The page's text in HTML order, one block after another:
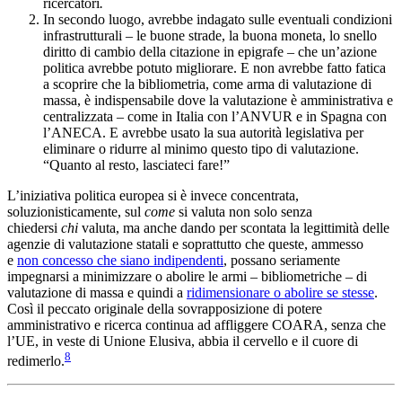
In secondo luogo, avrebbe indagato sulle eventuali condizioni
infrastrutturali – le buone strade, la buona moneta, lo snello
diritto di cambio della citazione in epigrafe – che un’azione
politica avrebbe potuto migliorare. E non avrebbe fatto fatica
a scoprire che la bibliometria, come arma di valutazione di
massa, è indispensabile dove la valutazione è amministrativa e
centralizzata – come in Italia con l’ANVUR e in Spagna con
l’ANECA. E avrebbe usato la sua autorità legislativa per
eliminare o ridurre al minimo questo tipo di valutazione.
“Quanto al resto, lasciateci fare!”
L’iniziativa politica europea si è invece concentrata,
soluzionisticamente, sul come si valuta non solo senza
chiedersi chi valuta, ma anche dando per scontata la legittimità delle
agenzie di valutazione statali e soprattutto che queste, ammesso
e non concesso che siano indipendenti, possano seriamente
impegnarsi a minimizzare o abolire le armi – bibliometriche – di
valutazione di massa e quindi a ridimensionare o abolire se stesse.
Così il peccato originale della sovrapposizione di potere
amministrativo e ricerca continua ad affliggere COARA, senza che
l’UE, in veste di Unione Elusiva, abbia il cervello e il cuore di
redimerlo.8